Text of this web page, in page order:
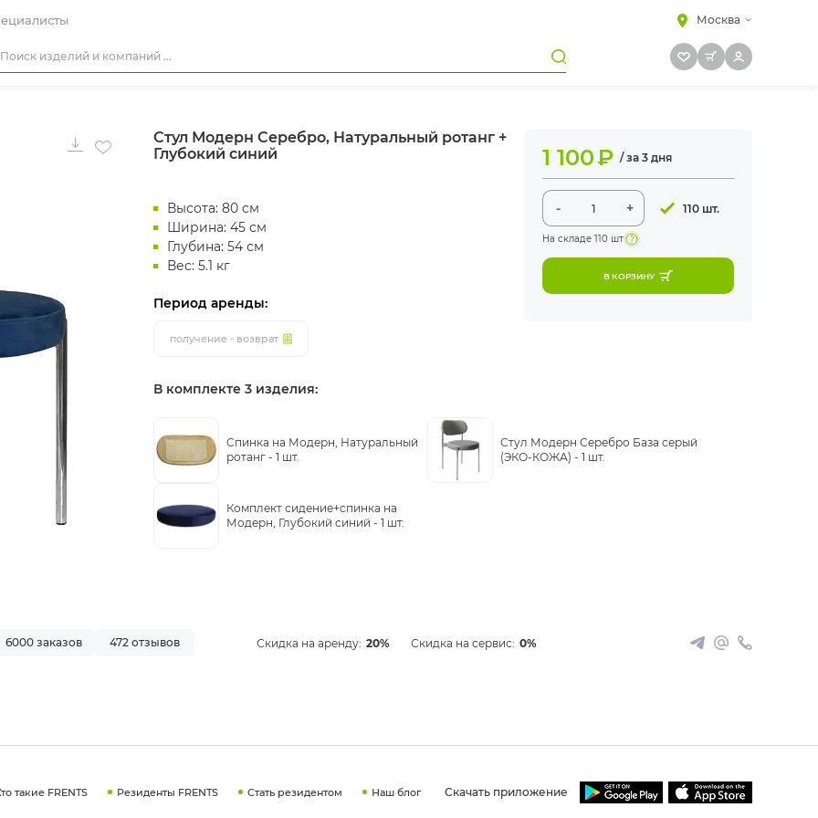
Москва
Барная мебель
Стул Модерн Серебро, Натуральный ротанг +
Глубокий синий
Высота: 80 см
Ширина: 45 см
Глубина: 54 см
Вес: 5.1 кг
Период аренды:
получение - возврат
1 100₽ / за 3 дня
- + 110 шт.
На складе 110 шт
В КОРЗИНУ
В комплекте 3 изделия:
Cпинка на Модерн, Натуральный
ротанг - 1 шт.
Стул Модерн Серебро База серый
(ЭКО-КОЖА) - 1 шт.
Комплект сидение+спинка на
Модерн, Глубокий синий - 1 шт.
6000 заказов 472 отзывов Скидка на аренду: 20% Скидка на сервис: 0%
такие FRENTS Резиденты FRENTS Стать резидентом Наш блог Скачать приложение